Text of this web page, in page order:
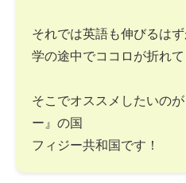
それでは英語も伸びるは
学の途中でココロが折れて
そこでオススメしたいの
ー』の国
フィジー共和国です！